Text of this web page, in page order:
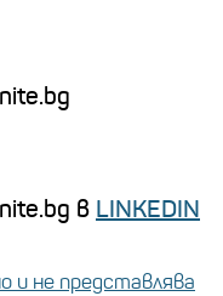
в LINKEDIN
и не представлява